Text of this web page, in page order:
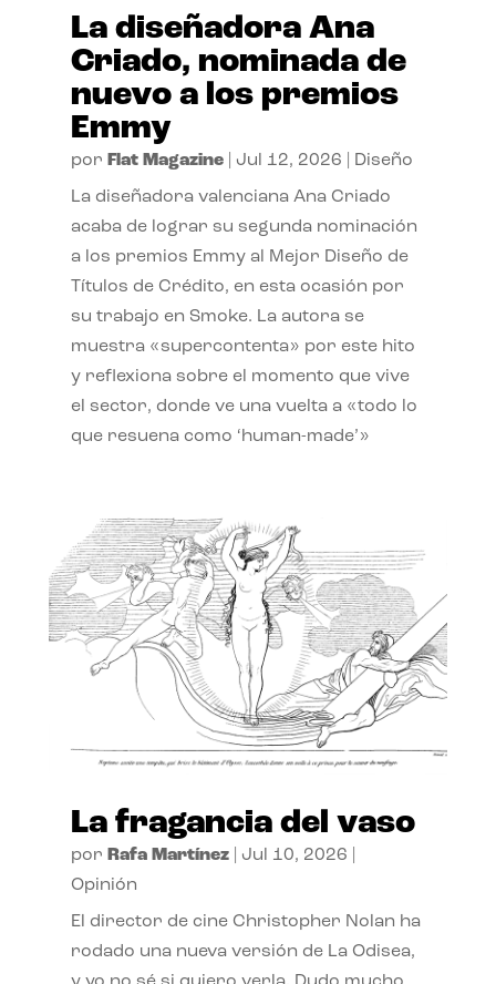
La diseñadora Ana
Criado, nominada de
nuevo a los premios
Emmy
por Flat Magazine| Jul 12, 2026 Diseño
La diseñadora valenciana Ana Criado
acaba de lograr su segunda nominación
a los premios Emmy al Mejor Diseño de
Títulos de Crédito, en esta ocasión por
su trabajo en Smoke. La autora se
muestra «supercontenta» por este hito
y reflexiona sobre el momento que vive
el sector, donde ve una vuelta a «todo lo
que resuena como ‘human-made’»
La fragancia del vaso
por Rafa Martínez| Jul 10, 2026
Opinión
El director de cine Christopher Nolan ha
rodado una nueva versión de La Odisea,